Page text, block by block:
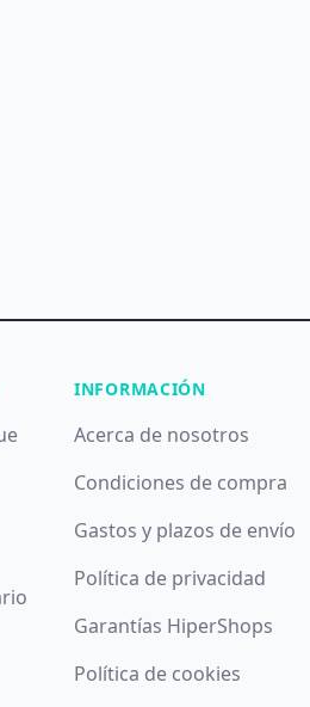
INFORMACIÓN
Acerca de nosotros
Condiciones de compra
Gastos y plazos de envío
Política de privacidad
Garantías HiperShops
Política de cookies